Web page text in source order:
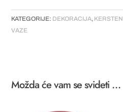
KATEGORIJE: DEKORACIJA, KERSTEN
VAZE
Možda će vam se svideti …